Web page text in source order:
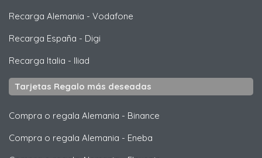
Recarga Alemania - Vodafone
Recarga España - Digi
Recarga Italia - Iliad
Tarjetas Regalo más deseadas
Compra o regala Alemania - Binance
Compra o regala Alemania - Eneba